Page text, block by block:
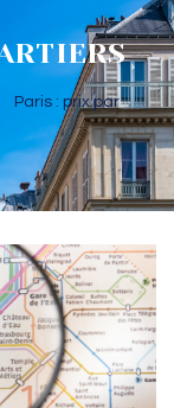
Paris : prix par